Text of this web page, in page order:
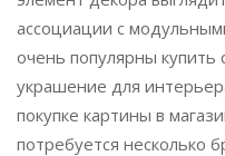
ассоциации с
очень популярны
украшение для
покупке картины в
потребуется несколько